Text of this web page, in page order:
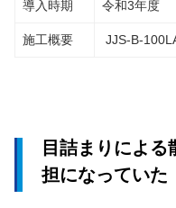
導入時期 令和3年度
施工概要 JJS-B-
目詰まりによ
担になっていた